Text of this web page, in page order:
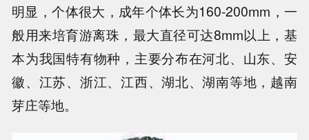
明显，个体很大，成年个体长为160-200mm，一
般用来培育游离珠，最大直径可达8mm以上，基
本为我国特有物种，主要分布在河北、山东、安
徽、江苏、浙江、江西、湖北、湖南等地，越南
芽庄等地。